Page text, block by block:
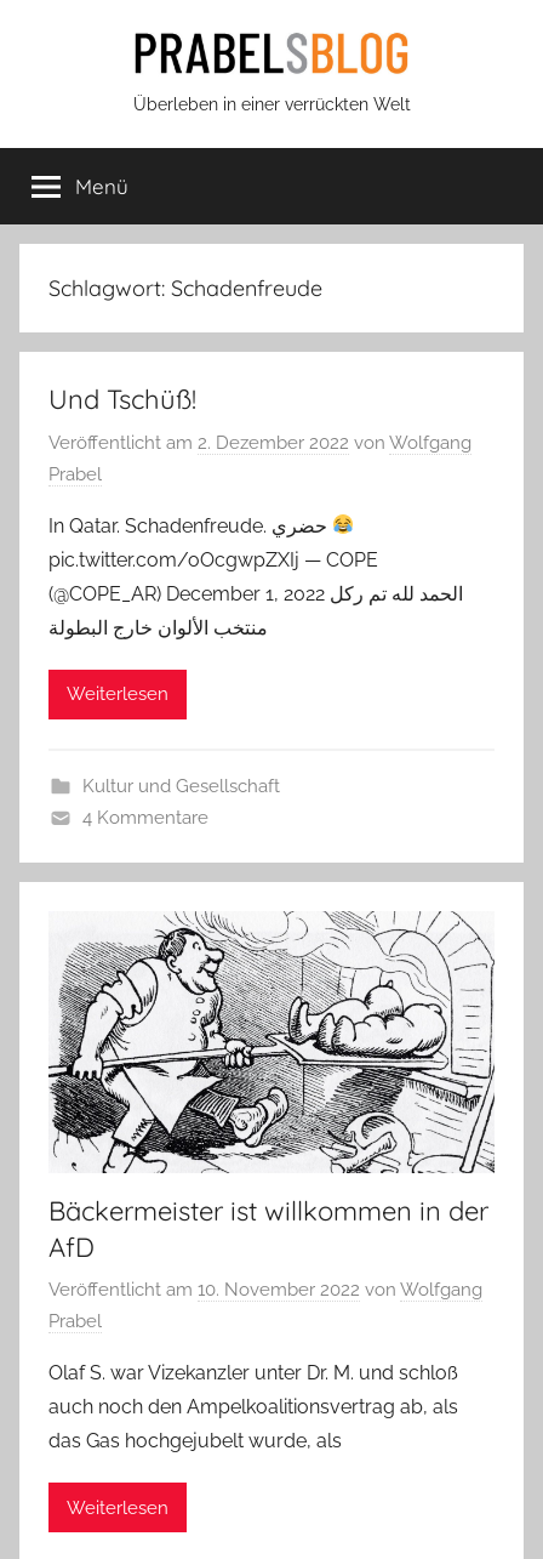
Prabels
Blog
Überleben in einer verrückten Welt
Menü
Schlagwort: Schadenfreude
Und Tschüß!
Veröffentlicht am 2. Dezember 2022 von Wolfgang
Prabel
pic.twitter.com/oOcgwpZXIj — COPE
(@COPE_AR) December 1, 2022 الحمد لله تم ركل
منتخب الألوان خارج البطولة
Weiterlesen
Kultur und Gesellschaft
4 Kommentare
Bäckermeister ist willkommen in der
AfD
Veröffentlicht am 10. November 2022 von Wolfgang
Prabel
Olaf S. war Vizekanzler unter Dr. M. und schloß
auch noch den Ampelkoalitionsvertrag ab, als
das Gas hochgejubelt wurde, als
Weiterlesen